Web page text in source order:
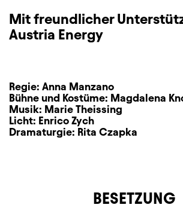
Mit freundlicher
Austria Energy
Regie: Anna Manzano
Bühne und Kostüme: Magdalena
Musik: Marie Theissing
Licht: Enrico Zych
Dramaturgie: Rita Czapka
BESETZUNG